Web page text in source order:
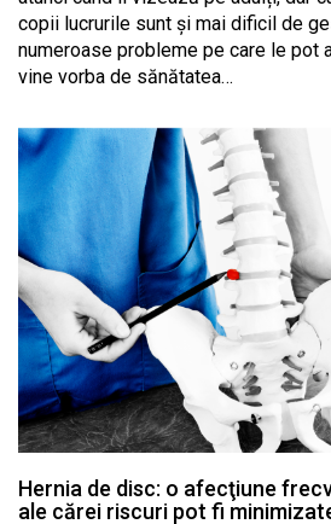
copii lucrurile sunt și mai dificil de
numeroase probleme pe care le pot
vine vorba de sănătatea…
Hernia de disc: o afecţiune
ale cărei riscuri pot fi